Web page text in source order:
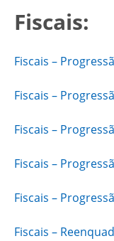
Fiscais:
Fiscais –
Fiscais –
Fiscais –
Fiscais –
Fiscais –
Fiscais –